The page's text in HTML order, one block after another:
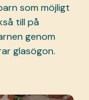
som möjligt
till på
genom
glasögon.